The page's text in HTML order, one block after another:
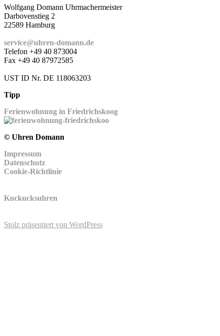
Wolfgang Domann Uhrmachermeister
Darbovenstieg 2
22589 Hamburg
service@uhren-domann.de
Telefon +49 40 873004
Fax +49 40 87972585
UST ID Nr. DE 118063203
Tipp
Ferienwohnung in Friedrichskoog
© Uhren Domann
Impressum
Datenschutz
Cookie-Richtlinie
Kuckucksuhren
Stolz präsentiert von WordPress